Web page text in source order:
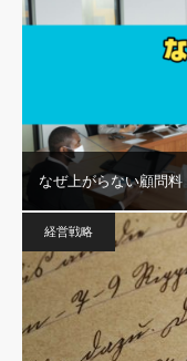
なぜ上がらない顧問料
経営戦略